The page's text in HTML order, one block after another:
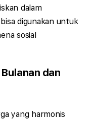
dalam
digunakan untuk
sosial
dan
yang harmonis